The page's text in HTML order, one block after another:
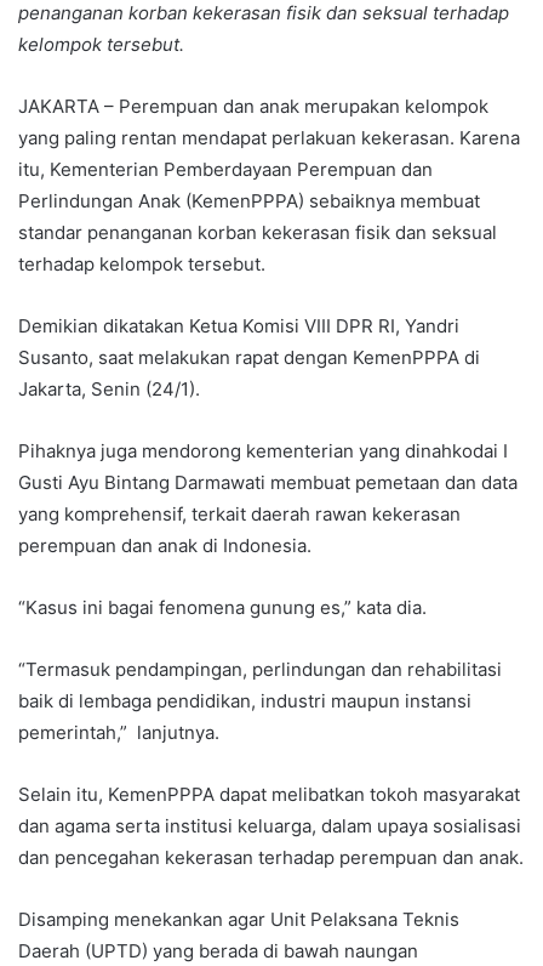
penanganan korban kekerasan fisik dan seksual terhadap
kelompok tersebut.
JAKARTA – Perempuan dan anak merupakan kelompok
yang paling rentan mendapat perlakuan kekerasan. Karena
itu, Kementerian Pemberdayaan Perempuan dan
Perlindungan Anak (KemenPPPA) sebaiknya membuat
standar penanganan korban kekerasan fisik dan seksual
terhadap kelompok tersebut.
Demikian dikatakan Ketua Komisi VIII DPR RI, Yandri
Susanto, saat melakukan rapat dengan KemenPPPA di
Jakarta, Senin (24/1).
Pihaknya juga mendorong kementerian yang dinahkodai I
Gusti Ayu Bintang Darmawati membuat pemetaan dan data
yang komprehensif, terkait daerah rawan kekerasan
perempuan dan anak di Indonesia.
“Kasus ini bagai fenomena gunung es,” kata dia.
“Termasuk pendampingan, perlindungan dan rehabilitasi
baik di lembaga pendidikan, industri maupun instansi
pemerintah,” lanjutnya.
Selain itu, KemenPPPA dapat melibatkan tokoh masyarakat
dan agama serta institusi keluarga, dalam upaya sosialisasi
dan pencegahan kekerasan terhadap perempuan dan anak.
Disamping menekankan agar Unit Pelaksana Teknis
Daerah (UPTD) yang berada di bawah naungan